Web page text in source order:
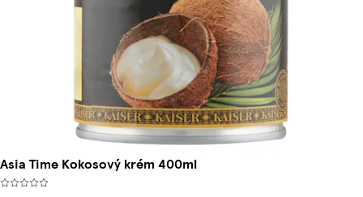
Asia Time Kokosový krém 400ml